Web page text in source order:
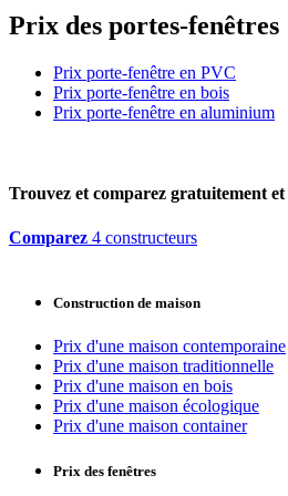
Prix des portes-fenêtres
Prix porte-fenêtre en PVC
Prix porte-fenêtre en bois
Prix porte-fenêtre en aluminium
Trouvez et comparez gratuitement et
Comparez 4 constructeurs
Construction de maison
Prix d'une maison contemporaine
Prix d'une maison traditionnelle
Prix d'une maison en bois
Prix d'une maison écologique
Prix d'une maison container
Prix des fenêtres